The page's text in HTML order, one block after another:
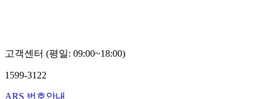
고객센터 (평일: 09:00~18:00)
1599-3122
ARS 번호안내